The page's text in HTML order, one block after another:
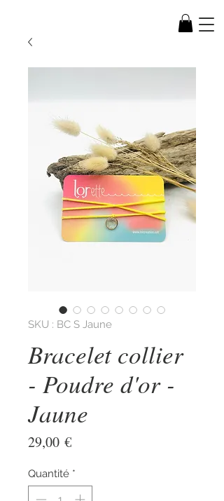
SKU : BC S Jaune
Bracelet collier
- Poudre d'or -
Jaune
29,00 €Prix
Quantité *